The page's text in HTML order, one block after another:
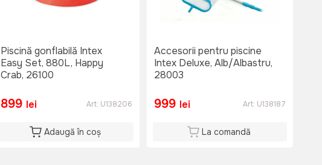
Piscină gonflabilă Intex
Easy Set, 880L, Happy
Crab, 26100
899 lei Art: U138206
Adaugă în coș
Accesorii pentru piscine
Intex Deluxe, Alb/Albastru,
28003
999 lei Art: U138187
La comandă